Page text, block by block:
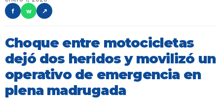
f
w ↗
Choque entre motocicletas
dejó dos heridos y movilizó un
operativo de emergencia en
plena madrugada